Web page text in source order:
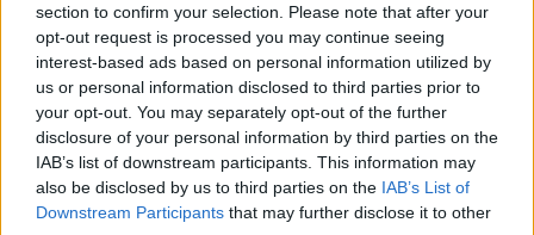
section to confirm your selection. Please note that after your
opt-out request is processed you may continue seeing
interest-based ads based on personal information utilized by
us or personal information disclosed to third parties prior to
your opt-out. You may separately opt-out of the further
disclosure of your personal information by third parties on the
IAB’s list of downstream participants. This information may
also be disclosed by us to third parties on the IAB’s List of
Downstream Participants that may further disclose it to other
ΕΛΛΑΔΑ
Πήραν «φωτιά» καύσιμα, κρέας
και αεροπορικά εισιτήρια
Ετήσιες ανατιμήσεις έως 53,2%
κατέγραψε η ΕΛΣΤΑΤ. Επτά
βασικά αγαθά και υπηρεσίες
εμφανίζουν αυξήσεις με διψήφιο
ποσοστό